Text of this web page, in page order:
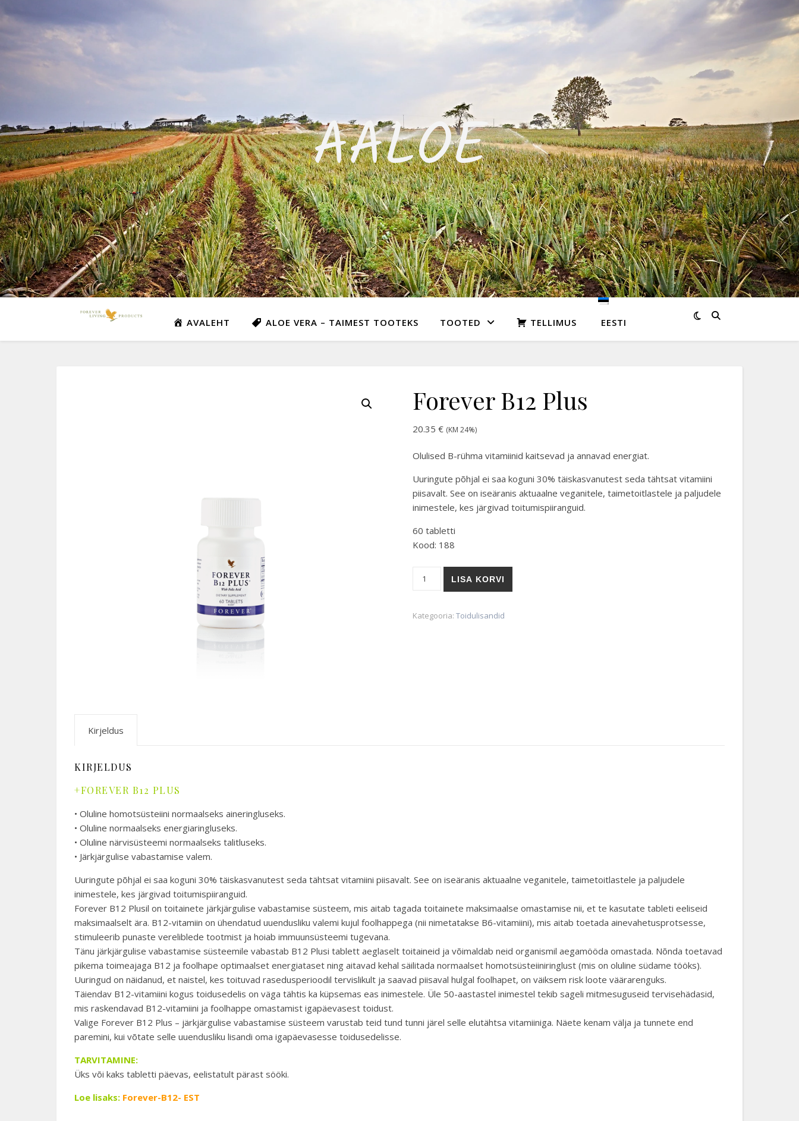
AALOE
AVALEHT ALOE VERA – TAIMEST TOOTEKS TOOTED TELLIMUS EESTI
Forever B12 Plus
20.35 € (KM 24%)
Olulised B-rühma vitamiinid kaitsevad ja annavad energiat.
Uuringute põhjal ei saa koguni 30% täiskasvanutest seda tähtsat vitamiini
piisavalt. See on iseäranis aktuaalne veganitele, taimetoitlastele ja paljudele
inimestele, kes järgivad toitumispiiranguid.
60 tabletti
Kood: 188
Forever B12 Plus kogus
LISA KORVI
Kategooria: Toidulisandid
Kirjeldus
KIRJELDUS
+FOREVER B12 PLUS
• Oluline homotsüsteiini normaalseks aineringluseks.
• Oluline normaalseks energiaringluseks.
• Oluline närvisüsteemi normaalseks talitluseks.
• Järkjärgulise vabastamise valem.
Uuringute põhjal ei saa koguni 30% täiskasvanutest seda tähtsat vitamiini piisavalt. See on iseäranis aktuaalne veganitele, taimetoitlastele ja paljudele
inimestele, kes järgivad toitumispiiranguid.
Forever B12 Plusil on toitainete järkjärgulise vabastamise süsteem, mis aitab tagada toitainete maksimaalse omastamise nii, et te kasutate tableti eeliseid
maksimaalselt ära. B12-vitamiin on ühendatud uuendusliku valemi kujul foolhappega (nii nimetatakse B6-vitamiini), mis aitab toetada ainevahetusprotsesse,
stimuleerib punaste vereliblede tootmist ja hoiab immuunsüsteemi tugevana.
Tänu järkjärgulise vabastamise süsteemile vabastab B12 Plusi tablett aeglaselt toitaineid ja võimaldab neid organismil aegamööda omastada. Nõnda toetavad
pikema toimeajaga B12 ja foolhape optimaalset energiataset ning aitavad kehal säilitada normaalset homotsüsteiiniringlust (mis on oluline südame tööks).
Uuringud on näidanud, et naistel, kes toituvad rasedusperioodil tervislikult ja saavad piisaval hulgal foolhapet, on väiksem risk loote väärarenguks.
Täiendav B12-vitamiini kogus toidusedelis on väga tähtis ka küpsemas eas inimestele. Üle 50-aastastel inimestel tekib sageli mitmesuguseid tervisehädasid,
mis raskendavad B12-vitamiini ja foolhappe omastamist igapäevasest toidust.
Valige Forever B12 Plus – järkjärgulise vabastamise süsteem varustab teid tund tunni järel selle elutähtsa vitamiiniga. Näete kenam välja ja tunnete end
paremini, kui võtate selle uuendusliku lisandi oma igapäevasesse toidusedelisse.
TARVITAMINE:
Üks või kaks tabletti päevas, eelistatult pärast sööki.
Loe lisaks: Forever-B12- EST